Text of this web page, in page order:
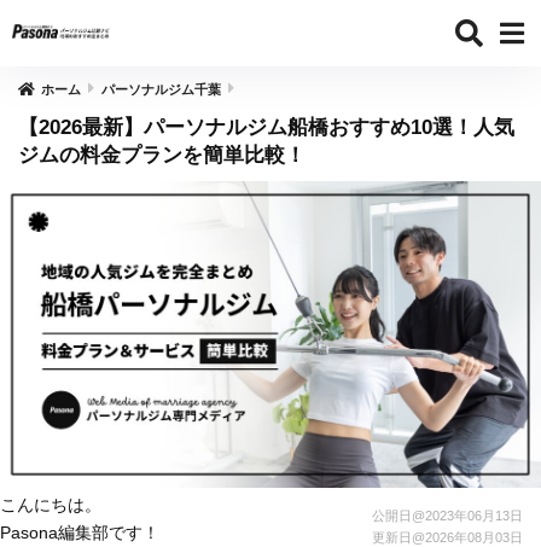
ホーム パーソナルジム千葉
【2026最新】パーソナルジム船橋おすすめ10選！人気
ジムの料金プランを簡単比較！
公開日@2023年06月13日
更新日@2026年08月03日
こんにちは。
Pasona編集部です！